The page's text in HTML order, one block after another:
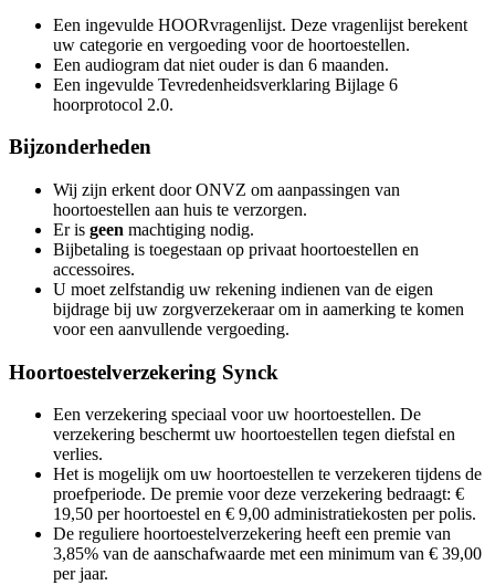
Een ingevulde HOORvragenlijst. Deze vragenlijst berekent
uw categorie en vergoeding voor de hoortoestellen.
Een audiogram dat niet ouder is dan 6 maanden.
Een ingevulde Tevredenheidsverklaring Bijlage 6
hoorprotocol 2.0.
Bijzonderheden
Wij zijn erkent door ONVZ om aanpassingen van
hoortoestellen aan huis te verzorgen.
Er is geen machtiging nodig.
Bijbetaling is toegestaan op privaat hoortoestellen en
accessoires.
U moet zelfstandig uw rekening indienen van de eigen
bijdrage bij uw zorgverzekeraar om in aamerking te komen
voor een aanvullende vergoeding.
Hoortoestelverzekering Synck
Een verzekering speciaal voor uw hoortoestellen. De
verzekering beschermt uw hoortoestellen tegen diefstal en
verlies.
Het is mogelijk om uw hoortoestellen te verzekeren tijdens de
proefperiode. De premie voor deze verzekering bedraagt: €
19,50 per hoortoestel en € 9,00 administratiekosten per polis.
De reguliere hoortoestelverzekering heeft een premie van
3,85% van de aanschafwaarde met een minimum van € 39,00
per jaar.